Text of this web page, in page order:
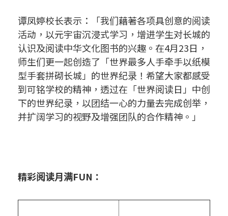
谭凤婷校长表示：「我们藉著各项具创意的阅读
活动，以元宇宙沉浸式学习，增进学生对长城的
认识及阅读中华文化图书的兴趣。在4月23日，
师生们更一起创造了「世界最多人手牵手以纸模
型手套拼砌长城」的世界纪录！希望大家都感受
到可铭学校的精神，透过在「世界阅读日」中创
下的世界纪录，以团结一心的力量去完成创举，
并扩阔学习的视野及增强团队的合作精神。」
精彩阅读月满FUN：